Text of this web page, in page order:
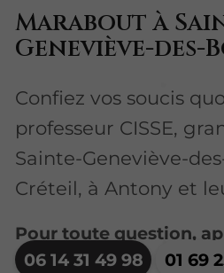
Marabout à
Geneviève-des-
Confiez vos soucis
professeur CISSE,
Sainte-Geneviève-
Créteil, à Antony et
Pour toute question,
06 14 31 49 98
01 69